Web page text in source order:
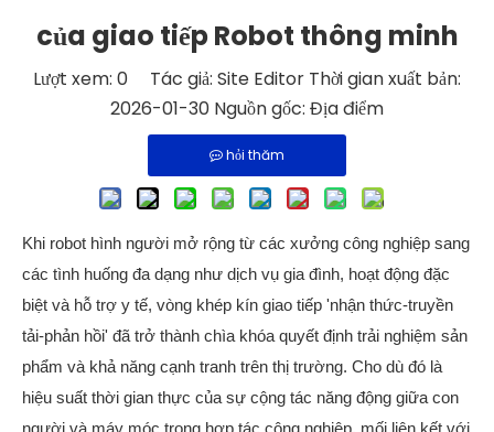
của giao tiếp Robot thông minh
Lượt xem: 0 Tác giả: Site Editor Thời gian xuất bản:
2026-01-30 Nguồn gốc: Địa điểm
hỏi thăm
Khi robot hình người mở rộng từ các xưởng công nghiệp sang
các tình huống đa dạng như dịch vụ gia đình, hoạt động đặc
biệt và hỗ trợ y tế, vòng khép kín giao tiếp 'nhận thức-truyền
tải-phản hồi' đã trở thành chìa khóa quyết định trải nghiệm sản
phẩm và khả năng cạnh tranh trên thị trường. Cho dù đó là
hiệu suất thời gian thực của sự cộng tác năng động giữa con